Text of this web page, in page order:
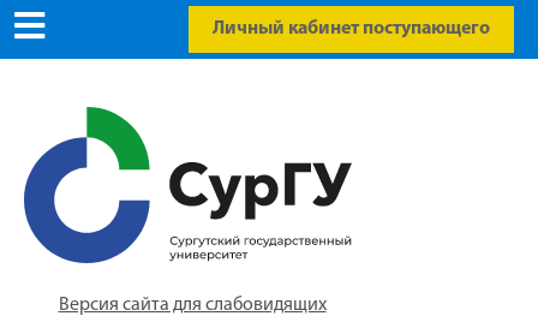
Личный кабинет поступающего
Версия сайта для слабовидящих